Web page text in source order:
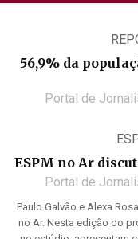
56,9% da
Portal de
ESPM no Ar
Portal de
Paulo Galvão e Alexa
no Ar. Nesta edição do